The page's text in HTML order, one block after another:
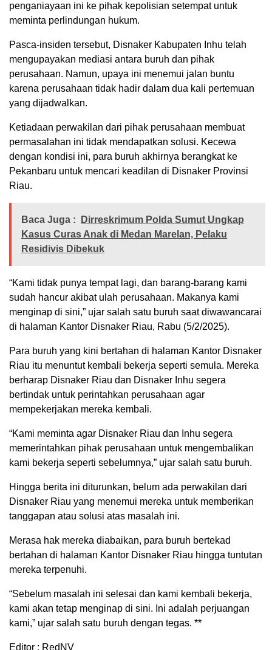
penganiayaan ini ke pihak kepolisian setempat untuk
meminta perlindungan hukum.
Pasca-insiden tersebut, Disnaker Kabupaten Inhu telah
mengupayakan mediasi antara buruh dan pihak
perusahaan. Namun, upaya ini menemui jalan buntu
karena perusahaan tidak hadir dalam dua kali pertemuan
yang dijadwalkan.
Ketiadaan perwakilan dari pihak perusahaan membuat
permasalahan ini tidak mendapatkan solusi. Kecewa
dengan kondisi ini, para buruh akhirnya berangkat ke
Pekanbaru untuk mencari keadilan di Disnaker Provinsi
Riau.
Baca Juga :
Dirreskrimum Polda Sumut Ungkap
Kasus Curas Anak di Medan Marelan, Pelaku
Residivis Dibekuk
“Kami tidak punya tempat lagi, dan barang-barang kami
sudah hancur akibat ulah perusahaan. Makanya kami
menginap di sini,” ujar salah satu buruh saat diwawancarai
di halaman Kantor Disnaker Riau, Rabu (5/2/2025).
Para buruh yang kini bertahan di halaman Kantor Disnaker
Riau itu menuntut kembali bekerja seperti semula. Mereka
berharap Disnaker Riau dan Disnaker Inhu segera
bertindak untuk perintahkan perusahaan agar
mempekerjakan mereka kembali.
“Kami meminta agar Disnaker Riau dan Inhu segera
memerintahkan pihak perusahaan untuk mengembalikan
kami bekerja seperti sebelumnya,” ujar salah satu buruh.
Hingga berita ini diturunkan, belum ada perwakilan dari
Disnaker Riau yang menemui mereka untuk memberikan
tanggapan atau solusi atas masalah ini.
Merasa hak mereka diabaikan, para buruh bertekad
bertahan di halaman Kantor Disnaker Riau hingga tuntutan
mereka terpenuhi.
“Sebelum masalah ini selesai dan kami kembali bekerja,
kami akan tetap menginap di sini. Ini adalah perjuangan
kami,” ujar salah satu buruh dengan tegas. **
Editor : RedNV